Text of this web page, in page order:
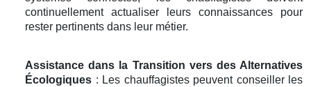
continuellement actualiser leurs connaissances pour
rester pertinents dans leur métier.
Assistance dans la Transition vers des Alternatives
Écologiques : Les chauffagistes peuvent conseiller les